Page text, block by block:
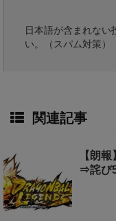
日本語が含まれない
い。（スパム対策）
関連記事
【朗
⇒詫び